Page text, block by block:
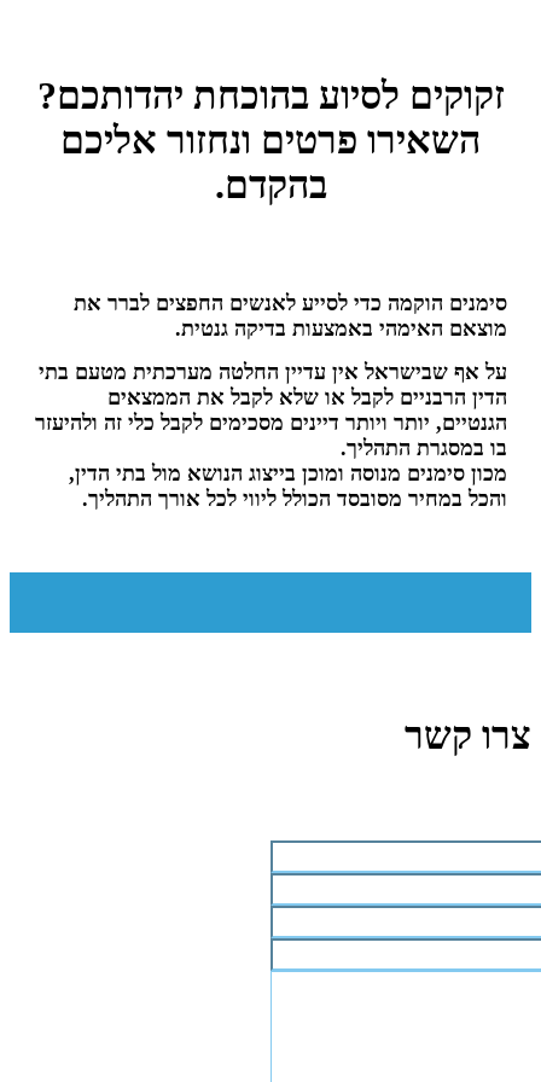
זקוקים לסיוע בהוכחת יהדותכם?
השאירו פרטים ונחזור אליכם
בהקדם.
סימנים הוקמה כדי לסייע לאנשים החפצים לברר את
מוצאם האימהי באמצעות בדיקה גנטית.
על אף שבישראל אין עדיין החלטה מערכתית מטעם בתי
הדין הרבניים לקבל או שלא לקבל את הממצאים
הגנטיים, יותר ויותר דיינים מסכימים לקבל כלי זה ולהיעזר
בו במסגרת התהליך.
מכון סימנים מנוסה ומוכן בייצוג הנושא מול בתי הדין,
והכל במחיר מסובסד הכולל ליווי לכל אורך התהליך.
צרו קשר